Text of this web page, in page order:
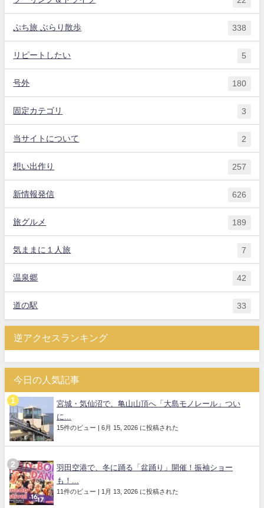
ぷち旅 ぶらり散歩 338
リピートしたい 5
号外 180
固定カテゴリ 3
当サイトについて 2
想い出作り 257
新情報発信 626
旅グルメ 189
気ままに１人旅 7
温泉郷 42
道の駅 33
逆アクセスランキング
今日の人気記事
宮城・気仙沼で、亀山山頂へ「大島モノレール」つい
に...
15件のビュー | 6月 15, 2026 に投稿された
羽田空港で、冬に踊る「盆踊り」開催！振袖ショー
も！...
11件のビュー | 1月 13, 2026 に投稿された